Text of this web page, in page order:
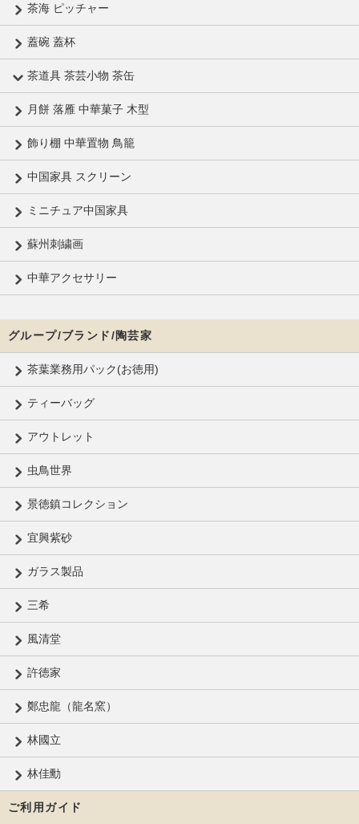
茶海 ピッチャー
蓋碗 蓋杯
茶道具 茶芸小物 茶缶
月餅 落雁 中華菓子 木型
飾り棚 中華置物 鳥籠
中国家具 スクリーン
ミニチュア中国家具
蘇州刺繍画
中華アクセサリー
グループ/ブランド/陶芸家
茶葉業務用パック(お徳用)
ティーバッグ
アウトレット
虫鳥世界
景徳鎮コレクション
宜興紫砂
ガラス製品
三希
風清堂
許徳家
鄭忠龍（龍名窯）
林國立
林佳勳
ご利用ガイド